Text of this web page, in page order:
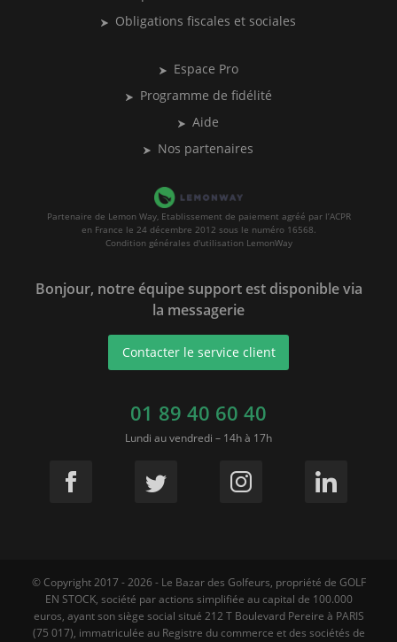
Obligations fiscales et sociales
Espace Pro
Programme de fidélité
Aide
Nos partenaires
Partenaire de Lemon Way, Etablissement de paiement agréé par l’ACPR
en France le 24 décembre 2012 sous le numéro 16568.
Condition générales d'utilisation LemonWay
Bonjour, notre équipe support est disponible via
la messagerie
Contacter le service client
01 89 40 60 40
Lundi au vendredi – 14h à 17h
© Copyright 2017 - 2026 - Le Bazar des Golfeurs, propriété de GOLF
EN STOCK, société par actions simplifiée au capital de 100.000
euros, ayant son siège social situé 212 T Boulevard Pereire à PARIS
(75 017), immatriculée au Registre du commerce et des sociétés de